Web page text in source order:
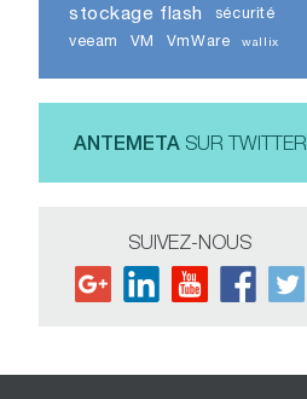
stockage flash
sécurité
veeam
VM VmWare wallix
ANTEMETASUR TWITTER
SUIVEZ-NOUS